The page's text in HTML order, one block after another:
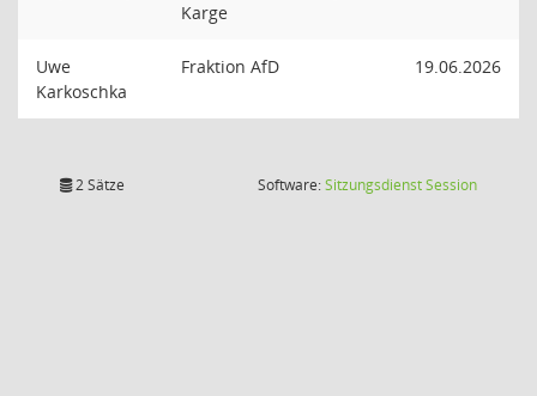
Karge
Uwe
Karkoschka
Fraktion AfD 19.06.2026
2 Sätze Software:SitzungsdienstSession(Wird in